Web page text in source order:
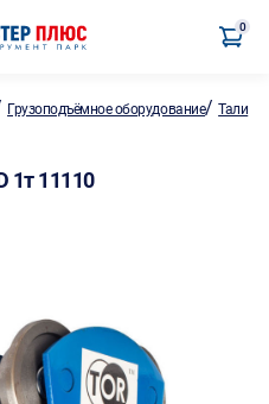
0
Грузоподъёмное оборудование/Тали
1т 11110